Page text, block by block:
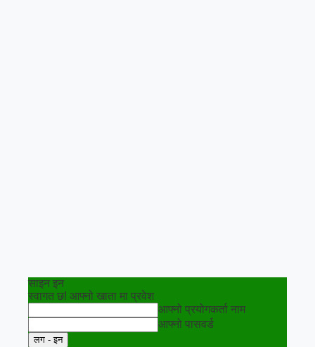
साइन इन
स्वागत छ! आफ्नो खाता मा प्रवेश
आफ्नो प्रयोगकर्ता नाम
आफ्नो पासवर्ड